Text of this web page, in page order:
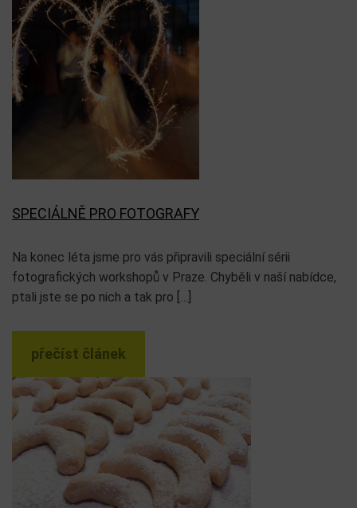
SPECIÁLNĚ PRO FOTOGRAFY
Na konec léta jsme pro vás připravili speciální sérii
fotografických workshopů v Praze. Chyběli v naší nabídce,
ptali jste se po nich a tak pro […]
přečíst článek